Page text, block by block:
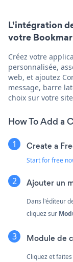
L'intégration
votre
Créez votre
personnalisée,
web, et ajoutez
message, barre
choix sur votre
How To Add a
Create a
Start for free
Ajouter un
Dans l'éditeur
cliquez sur
Module de
Cliquez et